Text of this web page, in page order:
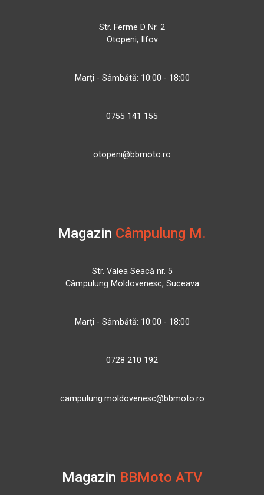
Str. Ferme D Nr. 2
Otopeni, Ilfov
Marți - Sâmbătă: 10:00 - 18:00
0755 141 155
otopeni@bbmoto.ro
Magazin Câmpulung M.
Str. Valea Seacă nr. 5
Câmpulung Moldovenesc, Suceava
Marți - Sâmbătă: 10:00 - 18:00
0728 210 192
campulung.moldovenesc@bbmoto.ro
Magazin BBMoto ATV